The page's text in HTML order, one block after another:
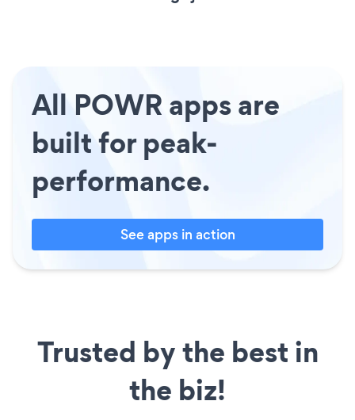
All POWR apps are
built for peak-
performance.
See apps in action
Trusted by the best in
the biz!